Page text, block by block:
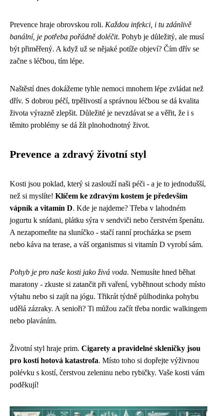
Prevence hraje obrovskou roli. Každou infekci, i tu zdánlivě
banální, je potřeba pořádně doléčit. Pohyb je důležitý, ale musí
být přiměřený. A když už se nějaké potíže objeví? Čím dřív se
začne s léčbou, tím lépe.
Naštěstí dnes dokážeme tyhle nemoci mnohem lépe zvládat než
dřív. S dobrou péčí, trpělivostí a správnou léčbou se dá kvalita
života výrazně zlepšit. Důležité je nevzdávat se a věřit, že i s
těmito problémy se dá žít plnohodnotný život.
Prevence a zdravý životní styl
Kosti jsou poklad, který si zaslouží naši péči - a je to jednodušší,
než si myslíte! Klíčem ke zdravým kostem je především
vápník a vitamín D. Kde je najdeme? Třeba v lahodném
jogurtu k snídani, plátku sýra v sendviči nebo čerstvém špenátu.
A nezapomeňte na sluníčko - stačí ranní procházka se psem
nebo káva na terase, a váš organismus si vitamín D vyrobí sám.
Pohyb je pro naše kosti jako živá voda. Nemusíte hned běhat
maratony - zkuste si zatančit při vaření, vyběhnout schody místo
výtahu nebo si zajít na jógu. Třikrát týdně půlhodinka pohybu
udělá zázraky. A senioři? Ti můžou začít třeba nordic walkingem
nebo plaváním.
Životní styl hraje prim. Cigarety a pravidelné skleničky jsou
pro kosti hotová katastrofa. Místo toho si dopřejte výživnou
polévku s kostí, čerstvou zeleninu nebo rybičky. Vaše kosti vám
poděkují!